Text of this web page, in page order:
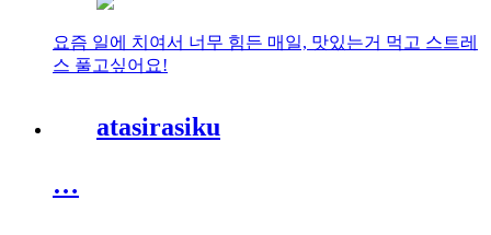
요즘 일에 치여서 너무 힘든 매일, 맛있는거 먹고 스트레
스 풀고싶어요!
atasirasiku
…